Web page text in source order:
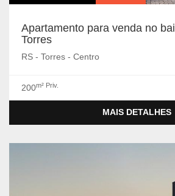
Apartamento para venda no
Torres
RS - Torres - Centro
200m² Priv.
MAIS DETALHES